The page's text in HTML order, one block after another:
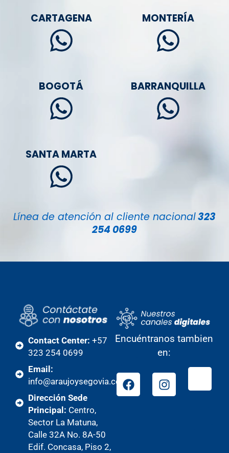
CARTAGENA MONTERÍA
BOGOTÁ BARRANQUILLA
SANTA MARTA
Línea de atención al cliente nacional323
254 0699
Contact Center: +57
323 254 0699
Email:
info@araujoysegovia.com
Dirección Sede
Principal: Centro,
Sector La Matuna,
Calle 32A No. 8A-50
Edif. Concasa, Piso 2,
Encuéntranos tambien
en: